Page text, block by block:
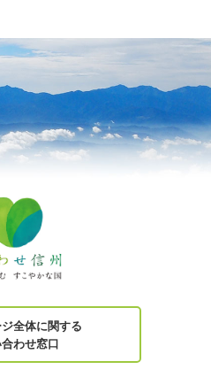
全体に関する
わせ窓口